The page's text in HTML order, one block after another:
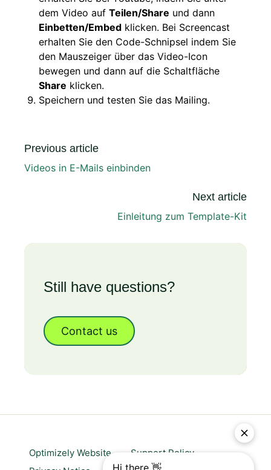
dem Video auf Teilen/Share und dann
Einbetten/Embed klicken. Bei Screencast
erhalten Sie den Code-Schnipsel indem Sie
den Mauszeiger über das Video-Icon
bewegen und dann auf die Schaltfläche
Share klicken.
Speichern und testen Sie das Mailing.
Previous article
Videos in E-Mails einbinden
Next article
Einleitung zum Template-Kit
Still have questions?
Contact us
Optimizely Website
Support Policy